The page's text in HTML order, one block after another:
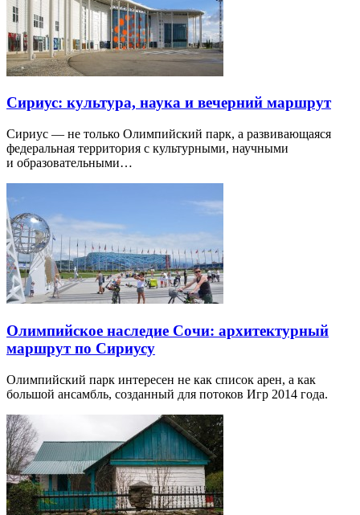
Сириус: культура, наука и вечерний маршрут
Сириус — не только Олимпийский парк, а развивающаяся
федеральная территория с культурными, научными
и образовательными…
Олимпийское наследие Сочи: архитектурный
маршрут по Сириусу
Олимпийский парк интересен не как список арен, а как
большой ансамбль, созданный для потоков Игр 2014 года.